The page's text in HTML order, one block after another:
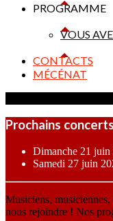
PROGRAMME
VOUS
CONTACTS
MÉCÉNAT
Prochains
Dimanche 21
Samedi 27 juin
Musiciens,
nous rejoindre ! Nos